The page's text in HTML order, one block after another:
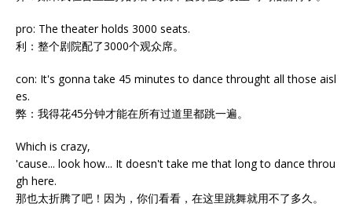
pro: The theater holds 3000 seats.
利：整个剧院配了3000个观众席。
con: It's gonna take 45 minutes to dance throught all those aisl
es.
弊：我得花45分钟才能在所有过道里都跳一遍。
Which is crazy,
'cause... look how... It doesn't take me that long to dance throu
gh here.
那也太折腾了吧！因为，你们看看，在这里跳舞就用不了多久。